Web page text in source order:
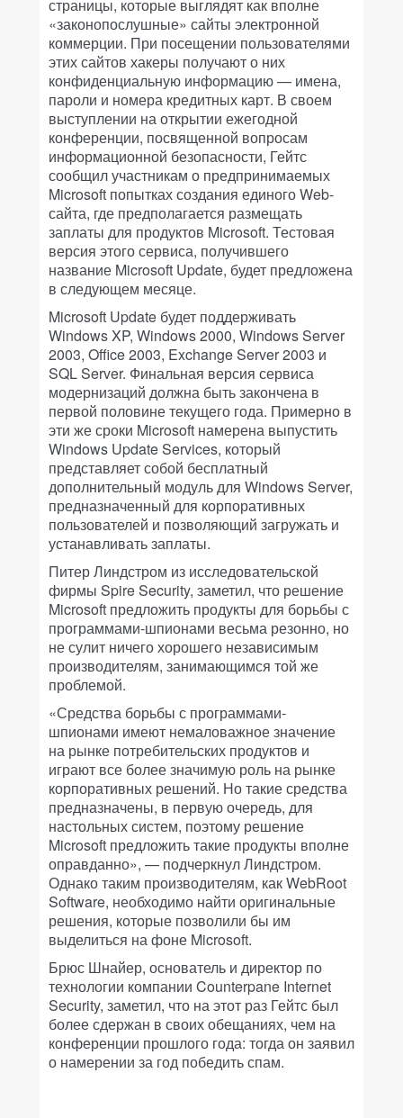
страницы, которые выглядят как вполне
«законопослушные» сайты электронной
коммерции. При посещении пользователями
этих сайтов хакеры получают о них
конфиденциальную информацию — имена,
пароли и номера кредитных карт. В своем
выступлении на открытии ежегодной
конференции, посвященной вопросам
информационной безопасности, Гейтс
сообщил участникам о предпринимаемых
Microsoft попытках создания единого Web-
сайта, где предполагается размещать
заплаты для продуктов Microsoft. Тестовая
версия этого сервиса, получившего
название Microsoft Update, будет предложена
в следующем месяце.
Microsoft Update будет поддерживать
Windows XP, Windows 2000, Windows Server
2003, Office 2003, Exchange Server 2003 и
SQL Server. Финальная версия сервиса
модернизаций должна быть закончена в
первой половине текущего года. Примерно в
эти же сроки Microsoft намерена выпустить
Windows Update Services, который
представляет собой бесплатный
дополнительный модуль для Windows Server,
предназначенный для корпоративных
пользователей и позволяющий загружать и
устанавливать заплаты.
Питер Линдстром из исследовательской
фирмы Spire Security, заметил, что решение
Microsoft предложить продукты для борьбы с
программами-шпионами весьма резонно, но
не сулит ничего хорошего независимым
производителям, занимающимся той же
проблемой.
«Средства борьбы с программами-
шпионами имеют немаловажное значение
на рынке потребительских продуктов и
играют все более значимую роль на рынке
корпоративных решений. Но такие средства
предназначены, в первую очередь, для
настольных систем, поэтому решение
Microsoft предложить такие продукты вполне
оправданно», — подчеркнул Линдстром.
Однако таким производителям, как WebRoot
Software, необходимо найти оригинальные
решения, которые позволили бы им
выделиться на фоне Microsoft.
Брюс Шнайер, основатель и директор по
технологии компании Counterpane Internet
Security, заметил, что на этот раз Гейтс был
более сдержан в своих обещаниях, чем на
конференции прошлого года: тогда он заявил
о намерении за год победить спам.